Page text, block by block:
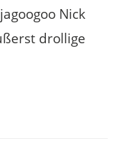
Nick
drollige